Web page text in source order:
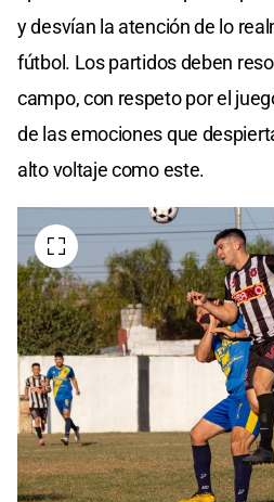
y desvían la atención de lo
fútbol. Los partidos deben
campo, con respeto por el
de las emociones que
alto voltaje como este.